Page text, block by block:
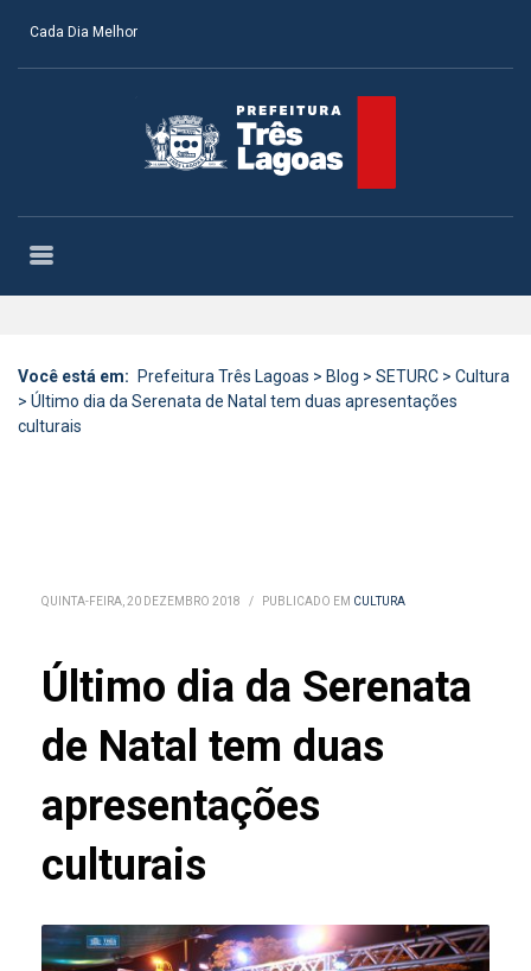
Cada Dia Melhor
Você está em: Prefeitura Três Lagoas > Blog > SETURC > Cultura
> Último dia da Serenata de Natal tem duas apresentações
culturais
QUINTA-FEIRA, 20 DEZEMBRO 2018 / PUBLICADO EM CULTURA
Último dia da Serenata
de Natal tem duas
apresentações
culturais